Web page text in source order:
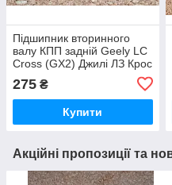
Підшипник вторинного
валу КПП задній Geely LC
Cross (GX2) Джилі ЛЗ Крос
275 ₴
Купити
Акційні пропозиції та